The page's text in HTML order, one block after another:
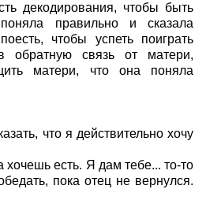
декодирования, чтобы быть
правильно и сказала
чтобы успеть поиграть
обратную связь от матери,
матери, что она поняла
что я действительно хочу
есть. Я дам тебе... то-то
пока отец не вернулся.